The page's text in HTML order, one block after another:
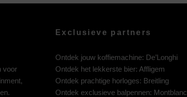
voor
Exclusieve partners
Ontdek jouw koffiemachine: De’Longhi
Ontdek het lekkerste bier: Affligem
Ontdek prachtige horloges: Breitling
Ontdek exclusieve balpennen: Montblanc